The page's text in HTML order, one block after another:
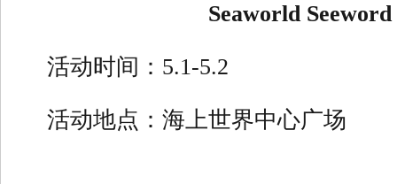
Seaworld
活动时间：5.1-5.2
活动地点：海上世界中心广场